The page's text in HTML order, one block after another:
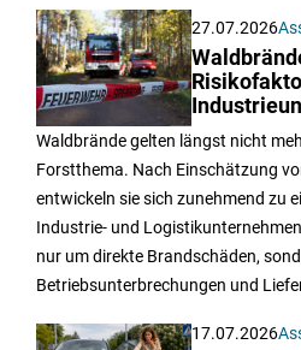
27.07.2026
Waldbrände gelten längst nicht
Forstthema. Nach Einschätzung
entwickeln sie sich zunehmend zu
Industrie- und
nur um direkte Brandschäden,
Betriebsunterbrechungen und
17.07.2026